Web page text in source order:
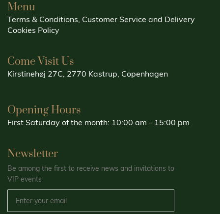
Menu
Terms & Conditions, Customer Service and Delivery
Cookies Policy
Come Visit Us
Kirstinehøj 27C, 2770 Kastrup, Copenhagen
Opening Hours
First Saturday of the month: 10:00 am - 15:00 pm
Newsletter
Be among the first to receive news and invitations to
VIP events